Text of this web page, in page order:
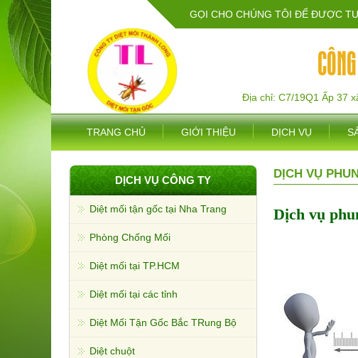
GỌI CHO CHÚNG TÔI ĐỂ ĐƯỢC
Địa chỉ: C7/19Q1 Ấp 37
TRANG CHỦ GIỚI THIỆU DỊCH VỤ
DỊCH VỤ CÔNG TY
Diệt mối tận gốc tại Nha Trang
Phòng Chống Mối
Diệt mối tại TP.HCM
Diệt mối tại các tỉnh
Diệt Mối Tận Gốc Bắc TRung Bộ
Diệt chuột
DỊCH VỤ
Dịch vụ